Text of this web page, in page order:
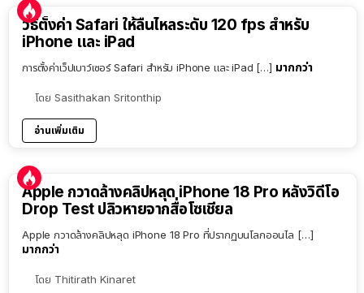
วิธีตั้งค่า Safari ให้ลื่นไหลระดับ 120 fps สำหรับ
iPhone และ iPad
การตั้งค่าเว็ปเบาว์เซอร์ Safari สำหรับ iPhone และ iPad […] มากกว่า
โดย Sasithakan Sritonthip
อ่านเพิ่มเติม
Apple กวาดล้างคลิปหลุด iPhone 18 Pro หลังวิดีโอ
Drop Test ปลิวหายจากสื่อโซเชียล
Apple กวาดล้างคลิปหลุด iPhone 18 Pro ที่ปรากฏบนโลกออนไล […]
มากกว่า
โดย Thitirath Kinaret